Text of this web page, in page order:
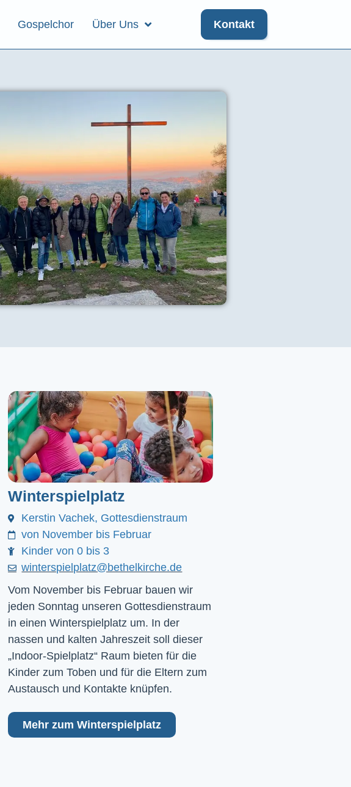
Gospelchor Über Uns Kontakt
Winterspielplatz
Kerstin Vachek, Gottesdienstraum
von November bis Februar
Kinder von 0 bis 3
winterspielplatz@bethelkirche.de
Vom November bis Februar bauen wir
jeden Sonntag unseren Gottesdienstraum
in einen Winterspielplatz um. In der
nassen und kalten Jahreszeit soll dieser
„Indoor-Spielplatz“ Raum bieten für die
Kinder zum Toben und für die Eltern zum
Austausch und Kontakte knüpfen.
Mehr zum Winterspielplatz